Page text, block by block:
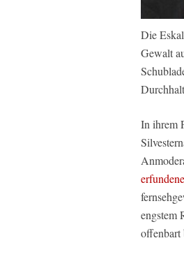
Die
Gewalt
In ihrem
erfundene
engstem
offenbart